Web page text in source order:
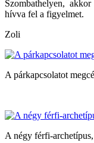
Szombathelyen,
hívva fel a figyelmet.
Zoli
A párkapcsolatot
A négy férfi-